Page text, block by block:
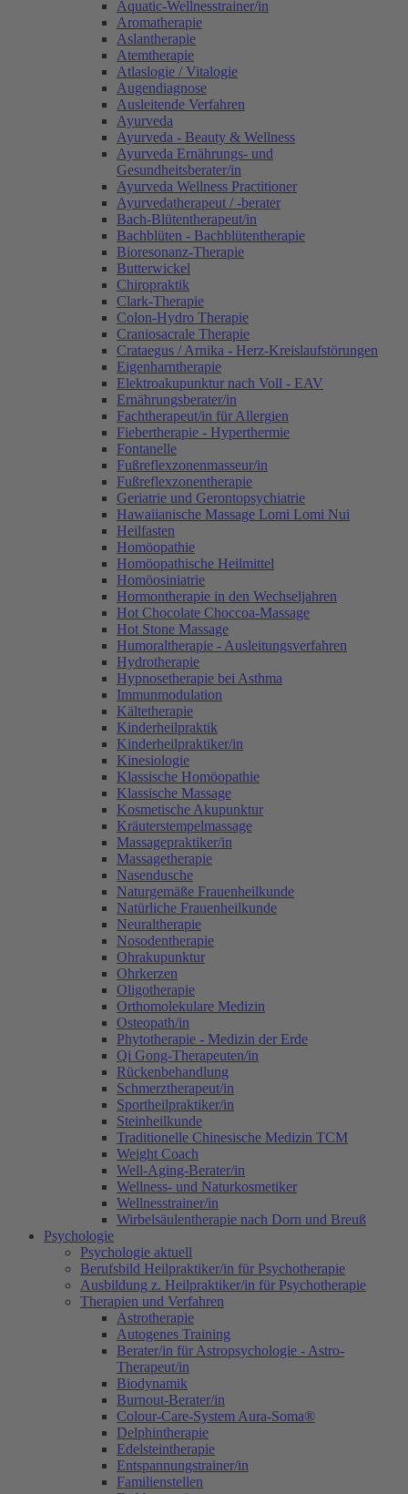
Aquatic-Wellnesstrainer/in
Aromatherapie
Aslantherapie
Atemtherapie
Atlaslogie / Vitalogie
Augendiagnose
Ausleitende Verfahren
Ayurveda
Ayurveda - Beauty & Wellness
Ayurveda Ernährungs- und
Gesundheitsberater/in
Ayurveda Wellness Practitioner
Ayurvedatherapeut / -berater
Bach-Blütentherapeut/in
Bachblüten - Bachblütentherapie
Bioresonanz-Therapie
Butterwickel
Chiropraktik
Clark-Therapie
Colon-Hydro Therapie
Craniosacrale Therapie
Crataegus / Arnika - Herz-Kreislaufstörungen
Eigenharntherapie
Elektroakupunktur nach Voll - EAV
Ernährungsberater/in
Fachtherapeut/in für Allergien
Fiebertherapie - Hyperthermie
Fontanelle
Fußreflexzonenmasseur/in
Fußreflexzonentherapie
Geriatrie und Gerontopsychiatrie
Hawaiianische Massage Lomi Lomi Nui
Heilfasten
Homöopathie
Homöopathische Heilmittel
Homöosiniatrie
Hormontherapie in den Wechseljahren
Hot Chocolate Choccoa-Massage
Hot Stone Massage
Humoraltherapie - Ausleitungsverfahren
Hydrotherapie
Hypnosetherapie bei Asthma
Immunmodulation
Kältetherapie
Kinderheilpraktik
Kinderheilpraktiker/in
Kinesiologie
Klassische Homöopathie
Klassische Massage
Kosmetische Akupunktur
Kräuterstempelmassage
Massagepraktiker/in
Massagetherapie
Nasendusche
Naturgemäße Frauenheilkunde
Natürliche Frauenheilkunde
Neuraltherapie
Nosodentherapie
Ohrakupunktur
Ohrkerzen
Oligotherapie
Orthomolekulare Medizin
Osteopath/in
Phytotherapie - Medizin der Erde
Qi Gong-Therapeuten/in
Rückenbehandlung
Schmerztherapeut/in
Sportheilpraktiker/in
Steinheilkunde
Traditionelle Chinesische Medizin TCM
Weight Coach
Well-Aging-Berater/in
Wellness- und Naturkosmetiker
Wellnesstrainer/in
Wirbelsäulentherapie nach Dorn und Breuß
Psychologie
Psychologie aktuell
Berufsbild Heilpraktiker/in für Psychotherapie
Ausbildung z. Heilpraktiker/in für Psychotherapie
Therapien und Verfahren
Astrotherapie
Autogenes Training
Berater/in für Astropsychologie - Astro-
Therapeut/in
Biodynamik
Burnout-Berater/in
Colour-Care-System Aura-Soma®
Delphintherapie
Edelsteintherapie
Entspannungstrainer/in
Familienstellen